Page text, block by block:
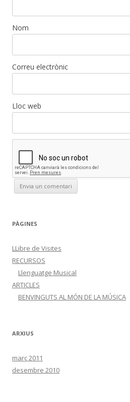
Nom
Correu electrònic
Lloc web
PÀGINES
LLibre de Visites
RECURSOS
Llenguatge Musical
ARTICLES
BENVINGUTS AL MÓN DE LA MÚSICA
ARXIUS
març 2011
desembre 2010